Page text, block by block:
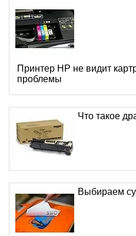
Принтер HP не видит
проблемы
Что такое
Выбираем